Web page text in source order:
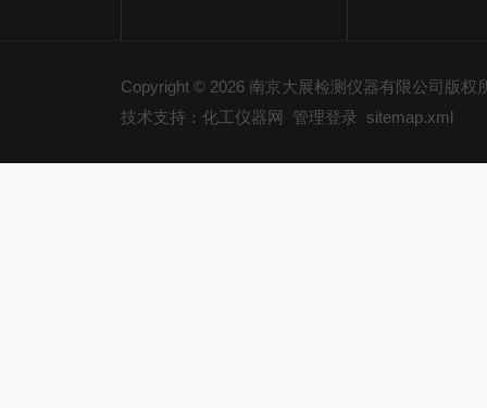
Copyright © 2026 南京大展检测仪器有限公司版权
技术支持：化工仪器网
管理登录 sitemap.xml